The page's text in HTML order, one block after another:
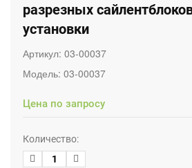
разрезных
установки
Артикул: 03-00037
Модель: 03-00037
Цена по запросу
Количество: